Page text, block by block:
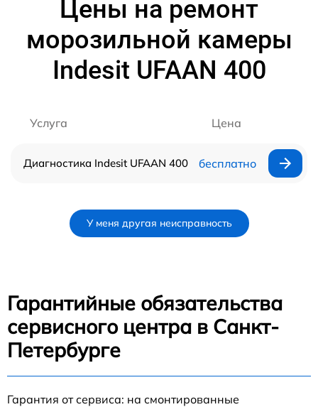
Цены на ремонт
морозильной камеры
Indesit UFAAN 400
Услуга Цена
Диагностика Indesit UFAAN 400 бесплатно
У меня другая неисправность
Гарантийные обязательства
сервисного центра в Санкт-
Петербурге
Гарантия от сервиса: на смонтированные